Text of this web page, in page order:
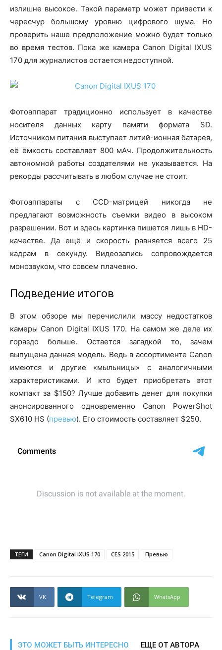
излишне высокое. Такой параметр может привести к
чересчур большому уровню цифрового шума. Но
проверить наше предположение можно будет только
во время тестов. Пока же камера Canon Digital IXUS
170 для журналистов остается недоступной.
Фотоаппарат традиционно использует в качестве
носителя данных карту памяти формата SD.
Источником питания выступает литий-ионная батарея,
её ёмкость составляет 800 мАч. Продолжительность
автономной работы создателями не указывается. На
рекорды рассчитывать в любом случае не стоит.
Фотоаппараты с CCD-матрицей никогда не
предлагают возможность съемки видео в высоком
разрешении. Вот и здесь картинка пишется лишь в HD-
качестве. Да ещё и скорость равняется всего 25
кадрам в секунду. Видеозапись сопровождается
монозвуком, что совсем плачевно.
Подведение итогов
В этом обзоре мы перечислили массу недостатков
камеры Canon Digital IXUS 170. На самом же деле их
гораздо больше. Остается загадкой то, зачем
выпущена данная модель. Ведь в ассортименте Canon
имеются и другие «мыльницы» с аналогичными
характеристиками. И кто будет приобретать этот
компакт за $150? Лучше добавить денег для покупки
анонсированного одновременно Canon PowerShot
SX610 HS (превью). Его стоимость составляет $250.
ТЕГИ Canon Digital IXUS 170 CES 2015 Превью
VK Telegram WhatsApp
ЭТО МОЖЕТ БЫТЬ ИНТЕРЕСНО ЕЩЕ ОТ АВТОРА